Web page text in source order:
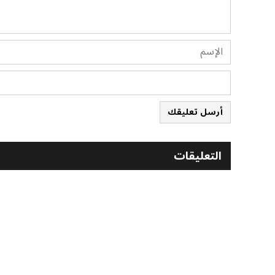
أرسل تعليقك
التعليقات